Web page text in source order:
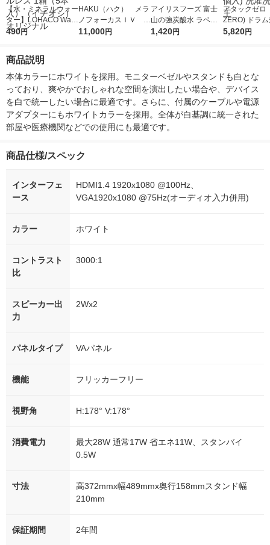
【水・ミネラルウォー
ター】LOHACO Wate
r（ロハコウォータ
シ） オリジナル
490円
HAKU（ハク） メラ
ノフォーカスＩＶ 4
5ｇ 資生堂 おまけ
11,000円
アイリスフーズ 富士
山の強炭酸水 ラベル
レス 500ml 1箱（24
1,420円
アタックゼロ
ZERO) ドラ
詰め替え メガ
5,820円
商品説明
本体カラーにホワイトを採用。モニターベゼルやスタンドも白とな
っており、爽やかでおしゃれな空間を演出したい場合や、デバイス
を白で統一したい場合に最適です。さらに、付属のケーブルや電源
アダプターにもホワイトカラーを採用。全体が白基調に統一された
部屋や医療機関などでの使用にも最適です。
商品仕様/スペック
インターフェ
ース
HDMI1.4 1920x1080 @100Hz、
VGA1920x1080 @75Hz(オーディオ入力併用)
カラー ホワイト
コントラスト
比
3000:1
スピーカー出
力
2Wx2
パネルタイプ VAパネル
機能 フリッカーフリー
視野角 H:178° V:178°
消費電力
最大28W 通常17W 省エネ11W、スタンバイ
0.5W
寸法
高372mmx幅489mmx奥行158mmスタンド幅
210mm
保証期間 2年間